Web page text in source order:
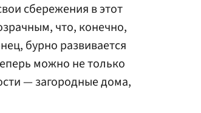
сбережения в этот
что, конечно,
бурно развивается
можно не только
— загородные дома,